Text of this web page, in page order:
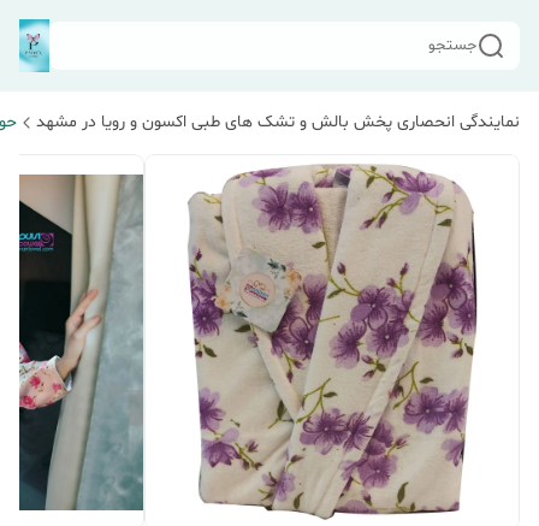
جستجو
نمایندگی انحصاری پخش بالش و تشک های طبی اکسون و رویا در مشهد